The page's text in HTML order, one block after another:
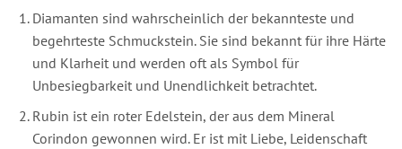
Diamanten sind wahrscheinlich der bekannteste und
begehrteste Schmuckstein. Sie sind bekannt für ihre Härte
und Klarheit und werden oft als Symbol für
Unbesiegbarkeit und Unendlichkeit betrachtet.
Rubin ist ein roter Edelstein, der aus dem Mineral
Corindon gewonnen wird. Er ist mit Liebe, Leidenschaft